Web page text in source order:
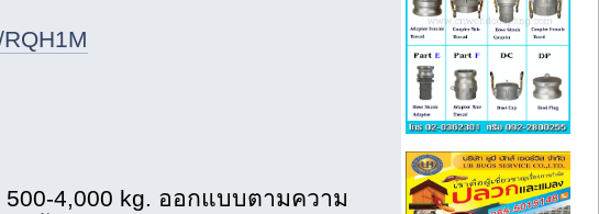
4,000 kg. ออกแบบตามความ